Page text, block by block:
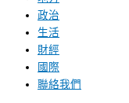
政治
生活
財經
國際
聯絡我們